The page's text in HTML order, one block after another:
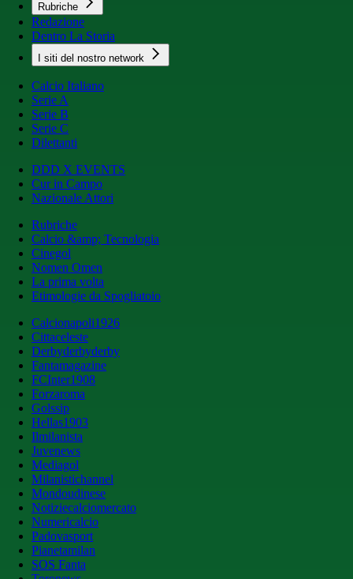
Rubriche
Redazione
Dentro La Storia
I siti del nostro network
Calcio Italiano
Serie A
Serie B
Serie C
Dilettanti
DDD X EVENTS
Cur in Campo
Nazionale Attori
Rubriche
Calcio &amp; Tecnologia
Cinegol
Nomen Omen
La prima volta
Etimologie da Spogliatoio
Calcionapoli1926
Cittaceleste
Derbyderbyderby
Fantamagazine
FCInter1908
Forzaroma
Golssip
Hellas1903
Ilmilanista
Juvenews
Mediagol
Milanistichannel
Mondoudinese
Notiziecalciomercato
Numericalcio
Padovasport
Pianetamilan
SOS Fanta